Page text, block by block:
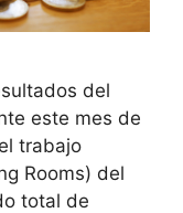
del
este mes de
trabajo
Rooms) del
total de